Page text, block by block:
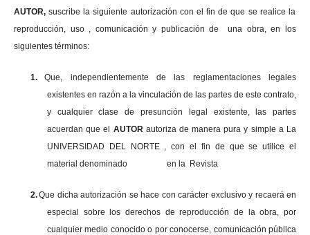
AUTOR,suscribe la siguiente autorización con el fin de que se realice la
reproducción, uso , comunicación y publicación de una obra, en los
siguientes términos:
1.
Que, independientemente de las reglamentaciones legales
existentes en razón a la vinculación de las partes de este contrato,
y cualquier clase de presunción legal existente, las partes
acuerdan que el AUTOR autoriza de manera pura y simple a La
UNIVERSIDAD DEL NORTE , con el fin de que se utilice el
material denominado en la Revista
2.Que dicha autorización se hace con carácter exclusivo y recaerá en
especial sobre los derechos de reproducción de la obra, por
cualquier medio conocido o por conocerse, comunicación pública